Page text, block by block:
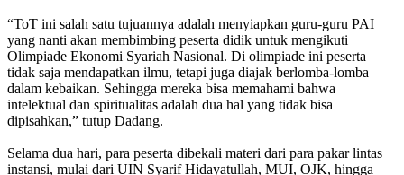
“ToT ini salah satu tujuannya adalah menyiapkan guru-guru PAI
yang nanti akan membimbing peserta didik untuk mengikuti
Olimpiade Ekonomi Syariah Nasional. Di olimpiade ini peserta
tidak saja mendapatkan ilmu, tetapi juga diajak berlomba-lomba
dalam kebaikan. Sehingga mereka bisa memahami bahwa
intelektual dan spiritualitas adalah dua hal yang tidak bisa
dipisahkan,” tutup Dadang.
Selama dua hari, para peserta dibekali materi dari para pakar lintas
instansi, mulai dari UIN Syarif Hidayatullah, MUI, OJK, hingga